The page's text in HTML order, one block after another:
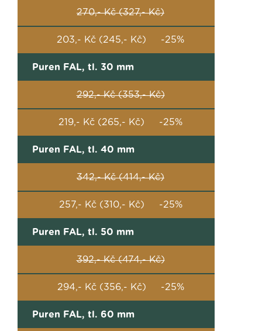
270,- Kč (327,- Kč)
203,- Kč (245,- Kč) -25%
Puren FAL, tl. 30 mm
292,- Kč (353,- Kč)
219,- Kč (265,- Kč) -25%
Puren FAL, tl. 40 mm
342,- Kč (414,- Kč)
257,- Kč (310,- Kč) -25%
Puren FAL, tl. 50 mm
392,- Kč (474,- Kč)
294,- Kč (356,- Kč) -25%
Puren FAL, tl. 60 mm